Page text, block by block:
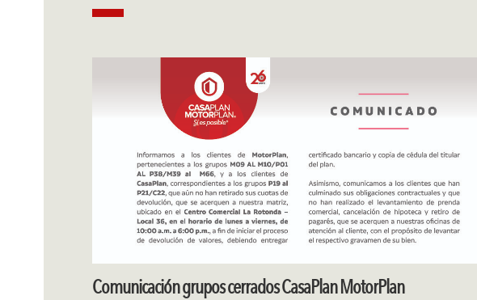
Comunicación grupos cerrados CasaPlan MotorPlan